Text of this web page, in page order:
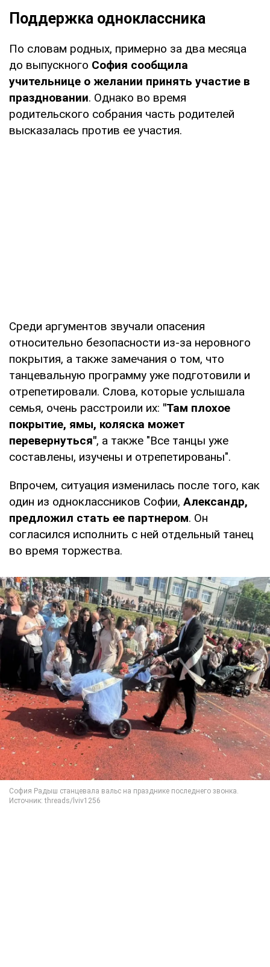
Поддержка одноклассника
По словам родных, примерно за два месяца
до выпускного София сообщила
учительнице о желании принять участие в
праздновании. Однако во время
родительского собрания часть родителей
высказалась против ее участия.
Среди аргументов звучали опасения
относительно безопасности из-за неровного
покрытия, а также замечания о том, что
танцевальную программу уже подготовили и
отрепетировали. Слова, которые услышала
семья, очень расстроили их: "Там плохое
покрытие, ямы, коляска может
перевернуться", а также "Все танцы уже
составлены, изучены и отрепетированы".
Впрочем, ситуация изменилась после того, как
один из одноклассников Софии, Александр,
предложил стать ее партнером. Он
согласился исполнить с ней отдельный танец
во время торжества.